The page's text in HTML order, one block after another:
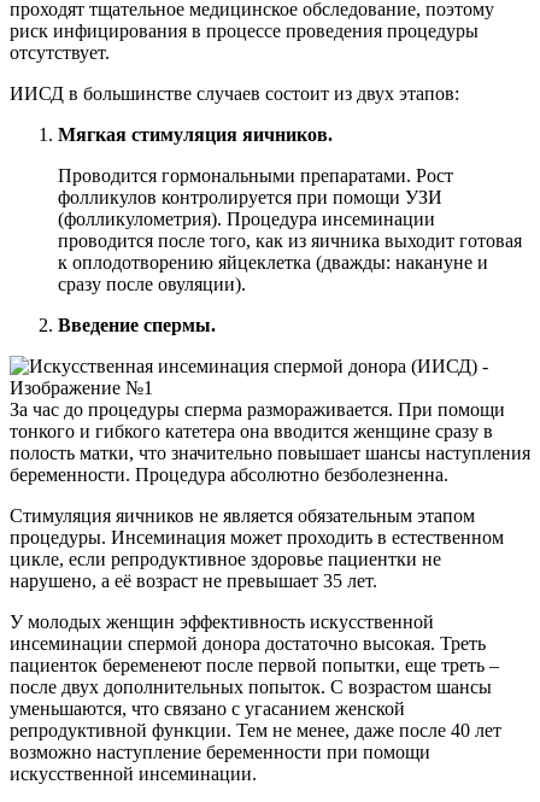
проходят тщательное медицинское обследование, поэтому
риск инфицирования в процессе проведения процедуры
отсутствует.
ИИСД в большинстве случаев состоит из двух этапов:
Мягкая стимуляция яичников.
Проводится гормональными препаратами. Рост
фолликулов контролируется при помощи УЗИ
(фолликулометрия). Процедура инсеминации
проводится после того, как из яичника выходит готовая
к оплодотворению яйцеклетка (дважды: накануне и
сразу после овуляции).
Введение спермы.
За час до процедуры сперма размораживается. При помощи
тонкого и гибкого катетера она вводится женщине сразу в
полость матки, что значительно повышает шансы наступления
беременности. Процедура абсолютно безболезненна.
Стимуляция яичников не является обязательным этапом
процедуры. Инсеминация может проходить в естественном
цикле, если репродуктивное здоровье пациентки не
нарушено, а её возраст не превышает 35 лет.
У молодых женщин эффективность искусственной
инсеминации спермой донора достаточно высокая. Треть
пациенток беременеют после первой попытки, еще треть –
после двух дополнительных попыток. С возрастом шансы
уменьшаются, что связано с угасанием женской
репродуктивной функции. Тем не менее, даже после 40 лет
возможно наступление беременности при помощи
искусственной инсеминации.